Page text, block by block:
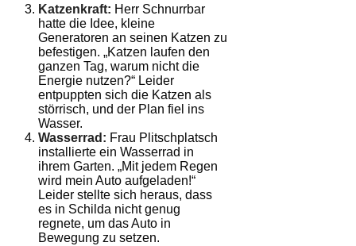
Katzenkraft: Herr Schnurrbar
hatte die Idee, kleine
Generatoren an seinen Katzen zu
befestigen. „Katzen laufen den
ganzen Tag, warum nicht die
Energie nutzen?“ Leider
entpuppten sich die Katzen als
störrisch, und der Plan fiel ins
Wasser.
Wasserrad: Frau Plitschplatsch
installierte ein Wasserrad in
ihrem Garten. „Mit jedem Regen
wird mein Auto aufgeladen!“
Leider stellte sich heraus, dass
es in Schilda nicht genug
regnete, um das Auto in
Bewegung zu setzen.